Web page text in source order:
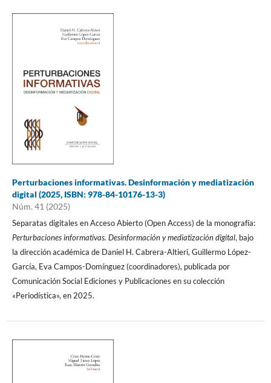
Perturbaciones informativas. Desinformación y mediatización
digital (2025, ISBN: 978-84-10176-13-3)
Núm. 41 (2025)
Separatas digitales en Acceso Abierto (Open Access) de la monografía:
Perturbaciones informativas. Desinformación y mediatización digital, bajo
la dirección académica de Daniel H. Cabrera-Altieri, Guillermo López-
García, Eva Campos-Domínguez (coordinadores), publicada por
Comunicación Social Ediciones y Publicaciones en su colección
«Periodística», en 2025.